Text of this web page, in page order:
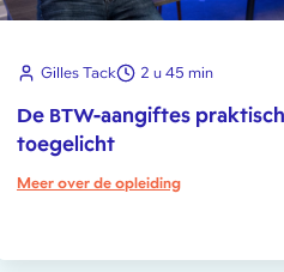
Gilles Tack 2 u 45 min
De BTW-aangiftes praktisch
toegelicht
Meer over de opleiding